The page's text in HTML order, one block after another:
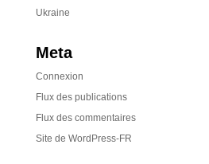
Ukraine
Meta
Connexion
Flux des publications
Flux des commentaires
Site de WordPress-FR